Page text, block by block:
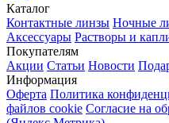
Каталог
Контактные линзы Ночные
Аксессуары Растворы и
Покупателям
Акции Статьи Новости
Информация
Оферта Политика
файлов cookie Согласие на